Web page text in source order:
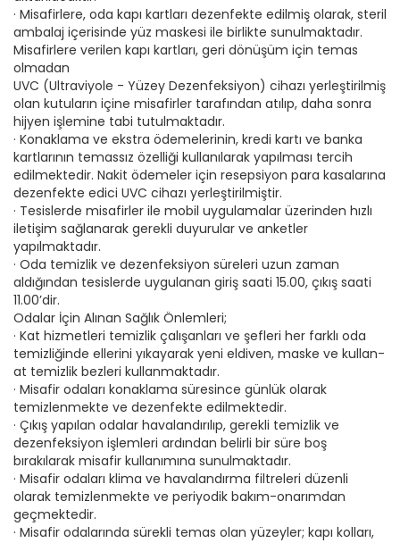
· Misafirlere, oda kapı kartları dezenfekte edilmiş olarak, steril
ambalaj içerisinde yüz maskesi ile birlikte sunulmaktadır.
Misafirlere verilen kapı kartları, geri dönüşüm için temas
olmadan
UVC (Ultraviyole - Yüzey Dezenfeksiyon) cihazı yerleştirilmiş
olan kutuların içine misafirler tarafından atılıp, daha sonra
hijyen işlemine tabi tutulmaktadır.
· Konaklama ve ekstra ödemelerinin, kredi kartı ve banka
kartlarının temassız özelliği kullanılarak yapılması tercih
edilmektedir. Nakit ödemeler için resepsiyon para kasalarına
dezenfekte edici UVC cihazı yerleştirilmiştir.
· Tesislerde misafirler ile mobil uygulamalar üzerinden hızlı
iletişim sağlanarak gerekli duyurular ve anketler
yapılmaktadır.
· Oda temizlik ve dezenfeksiyon süreleri uzun zaman
aldığından tesislerde uygulanan giriş saati 15.00, çıkış saati
11.00’dir.
Odalar İçin Alınan Sağlık Önlemleri;
· Kat hizmetleri temizlik çalışanları ve şefleri her farklı oda
temizliğinde ellerini yıkayarak yeni eldiven, maske ve kullan-
at temizlik bezleri kullanmaktadır.
· Misafir odaları konaklama süresince günlük olarak
temizlenmekte ve dezenfekte edilmektedir.
· Çıkış yapılan odalar havalandırılıp, gerekli temizlik ve
dezenfeksiyon işlemleri ardından belirli bir süre boş
bırakılarak misafir kullanımına sunulmaktadır.
· Misafir odaları klima ve havalandırma filtreleri düzenli
olarak temizlenmekte ve periyodik bakım-onarımdan
geçmektedir.
· Misafir odalarında sürekli temas olan yüzeyler; kapı kolları,